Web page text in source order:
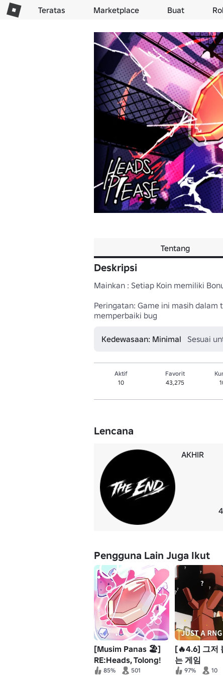
Teratas Marketplace Buat
Tentang
Deskripsi
Mainkan : Setiap Koin memiliki
Peringatan: Game ini masih
memperbaiki bug
Kedewasaan: Minimal Sesuai
Aktif
10
Favorit
43,275
Lencana
AKHIR
Pengguna Lain Juga Ikut
[Musim Panas 🏖️]
RE:Heads, Tolong!
85% 501
[🔥4.6] 그저
는 게임
97% 10